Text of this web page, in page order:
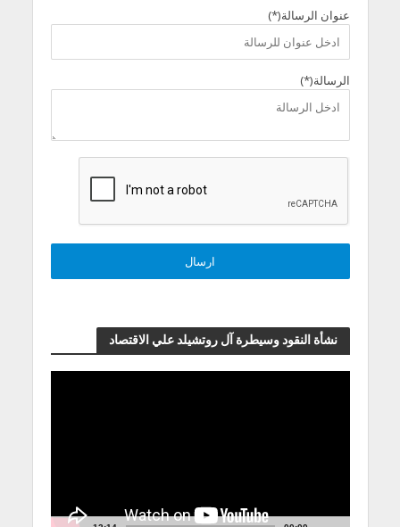
عنوان الرسالة(*)
الرسالة(*)
نشأة النقود وسيطرة آل روتشيلد علي الاقتصاد